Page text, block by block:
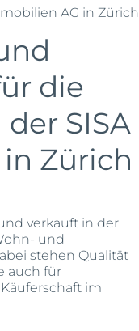
AG in Zürich
die
SISA
Zürich
verkauft in der
und
stehen Qualität
auch für
im